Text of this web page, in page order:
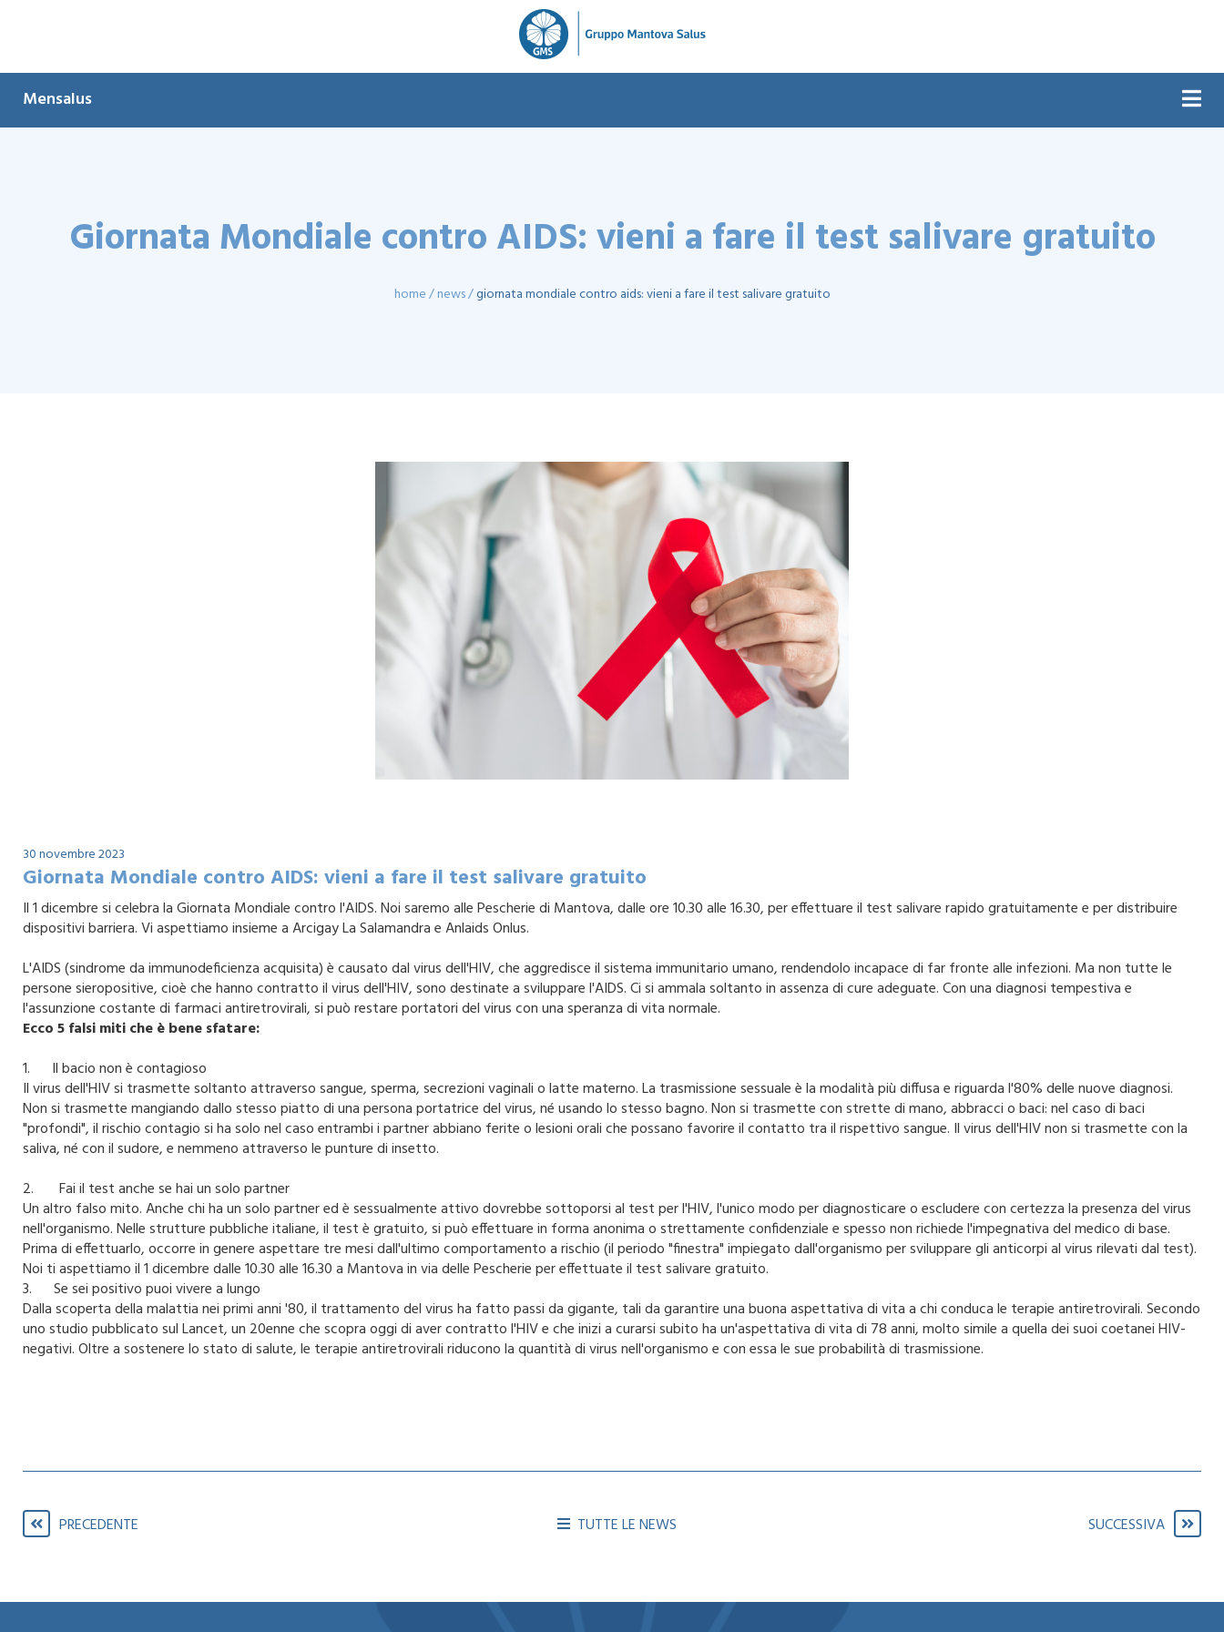
Mensalus
Giornata Mondiale contro AIDS: vieni a fare il test salivare gratuito
home news giornata mondiale contro aids: vieni a fare il test salivare gratuito
30 novembre 2023
Giornata Mondiale contro AIDS: vieni a fare il test salivare gratuito
Il 1 dicembre si celebra la Giornata Mondiale contro l'AIDS. Noi saremo alle Pescherie di Mantova, dalle ore 10.30 alle 16.30, per effettuare il test salivare rapido gratuitamente e per distribuire
dispositivi barriera. Vi aspettiamo insieme a Arcigay La Salamandra e Anlaids Onlus.
L'AIDS (sindrome da immunodeficienza acquisita) è causato dal virus dell'HIV, che aggredisce il sistema immunitario umano, rendendolo incapace di far fronte alle infezioni. Ma non tutte le
persone sieropositive, cioè che hanno contratto il virus dell'HIV, sono destinate a sviluppare l'AIDS. Ci si ammala soltanto in assenza di cure adeguate. Con una diagnosi tempestiva e
l'assunzione costante di farmaci antiretrovirali, si può restare portatori del virus con una speranza di vita normale.
Ecco 5 falsi miti che è bene sfatare:
1. Il bacio non è contagioso
Il virus dell'HIV si trasmette soltanto attraverso sangue, sperma, secrezioni vaginali o latte materno. La trasmissione sessuale è la modalità più diffusa e riguarda l'80% delle nuove diagnosi.
Non si trasmette mangiando dallo stesso piatto di una persona portatrice del virus, né usando lo stesso bagno. Non si trasmette con strette di mano, abbracci o baci: nel caso di baci
"profondi", il rischio contagio si ha solo nel caso entrambi i partner abbiano ferite o lesioni orali che possano favorire il contatto tra il rispettivo sangue. Il virus dell'HIV non si trasmette con la
saliva, né con il sudore, e nemmeno attraverso le punture di insetto.
2. Fai il test anche se hai un solo partner
Un altro falso mito. Anche chi ha un solo partner ed è sessualmente attivo dovrebbe sottoporsi al test per l'HIV, l'unico modo per diagnosticare o escludere con certezza la presenza del virus
nell'organismo. Nelle strutture pubbliche italiane, il test è gratuito, si può effettuare in forma anonima o strettamente confidenziale e spesso non richiede l'impegnativa del medico di base.
Prima di effettuarlo, occorre in genere aspettare tre mesi dall'ultimo comportamento a rischio (il periodo "finestra" impiegato dall'organismo per sviluppare gli anticorpi al virus rilevati dal test).
Noi ti aspettiamo il 1 dicembre dalle 10.30 alle 16.30 a Mantova in via delle Pescherie per effettuate il test salivare gratuito.
3. Se sei positivo puoi vivere a lungo
Dalla scoperta della malattia nei primi anni '80, il trattamento del virus ha fatto passi da gigante, tali da garantire una buona aspettativa di vita a chi conduca le terapie antiretrovirali. Secondo
uno studio pubblicato sul Lancet, un 20enne che scopra oggi di aver contratto l'HIV e che inizi a curarsi subito ha un'aspettativa di vita di 78 anni, molto simile a quella dei suoi coetanei HIV-
negativi. Oltre a sostenere lo stato di salute, le terapie antiretrovirali riducono la quantità di virus nell'organismo e con essa le sue probabilità di trasmissione.
PRECEDENTE TUTTE LE NEWS SUCCESSIVA